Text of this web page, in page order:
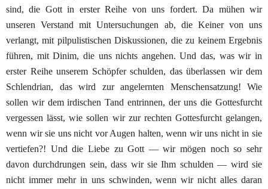
sind,die Gott in erster Reihe von uns fordert. Da mühen wir
unseren Verstand mit Untersuchungen ab, die Keiner von uns
verlangt, mit pilpulistischen Diskussionen, die zu keinem Ergebnis
führen, mit Dinim, die uns nichts angehen. Und das, was wir in
erster Reihe unserem Schöpferschulden, das überlassen wir dem
Schlendrian, das wird zur angelernten Menschensatzung! Wie
sollen wir dem irdischen Tand entrinnen, deruns die Gottesfurcht
vergessenlässt, wie sollen wir zur rechten Gottesfurcht gelangen,
wenn wir sie uns nicht vor Augen halten, wenn wir uns nicht in sie
vertiefen?! Und die Liebe zu Gott — wirmögen noch so sehr
davon durchdrungen sein,dass wir sie Ihm schulden — wird sie
nicht immer mehr in uns schwinden, wenn wir nicht alles daran